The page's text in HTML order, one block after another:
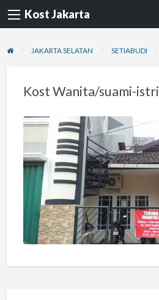
Kost Jakarta
JAKARTA SELATAN SETIABUDI
Kost Wanita/suami-istri